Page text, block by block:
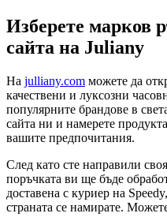
Изберете марков
сайта на Juliany
На julliany.com можете да
качествени и луксозни
популярните брандове в
сайта ни и намерете
вашите предпочитания.
След като сте направили
поръчката ви ще бъде
доставена с куриер на
страната се намирате.